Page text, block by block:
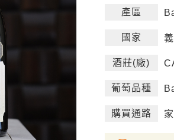
產區
國家
酒莊(廠)
葡萄品種
購買通路